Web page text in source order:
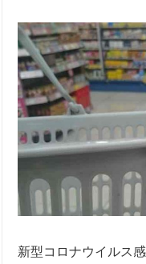
新型コロナウイルス